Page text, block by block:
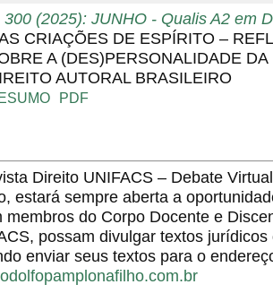
300 (2025): JUNHO - Qualis A2 em
CRIAÇÕES DE ESPÍRITO –
A (DES)PERSONALIDADE
AUTORAL BRASILEIRO
PDF
Direito UNIFACS – Debate
estará sempre aberta a
membros do Corpo Docente e
possam divulgar textos
enviar seus textos para o